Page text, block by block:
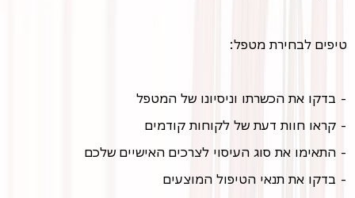
טיפים לבחירת מטפל:
- בדקו את הכשרתו וניסיונו של המטפל
- קראו חוות דעת של לקוחות קודמים
- התאימו את סוג העיסוי לצרכים האישיים שלכם
- בדקו את תנאי הטיפול המוצעים